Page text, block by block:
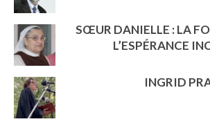
SŒUR DANIELLE : LA
L’ESPÉRANCE
INGRID